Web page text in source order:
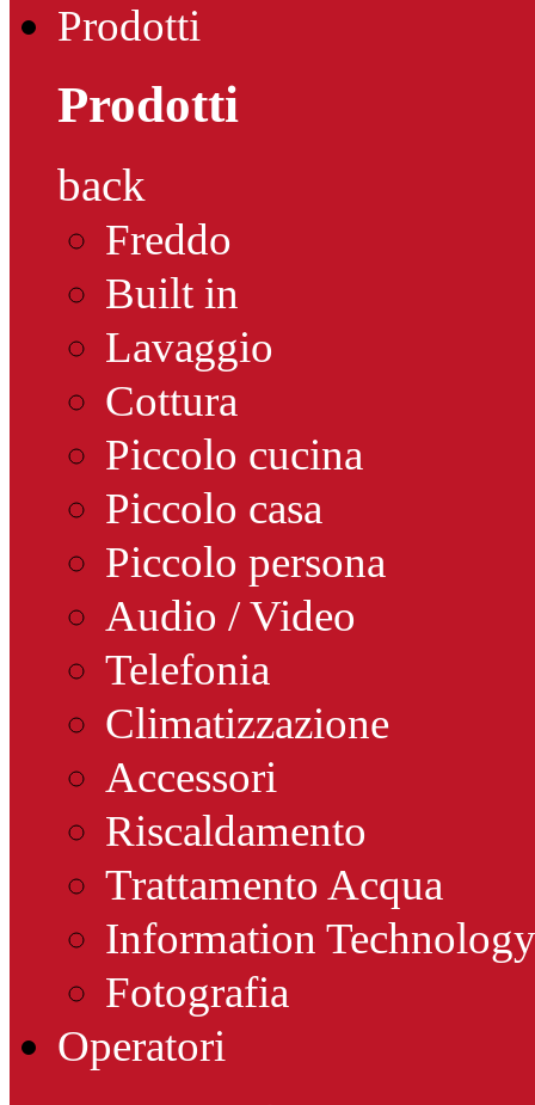
Prodotti
Prodotti
back
Freddo
Built in
Lavaggio
Cottura
Piccolo cucina
Piccolo casa
Piccolo persona
Audio / Video
Telefonia
Climatizzazione
Accessori
Riscaldamento
Trattamento Acqua
Information Technology
Fotografia
Operatori